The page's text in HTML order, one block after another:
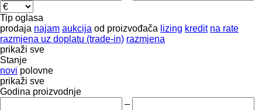
Tip oglasa
prodaja najam aukcija od proizvođača lizing kredit na rate
razmjena uz doplatu (trade-in) razmjena
prikaži sve
Stanje
novi polovne
prikaži sve
Godina proizvodnje
–